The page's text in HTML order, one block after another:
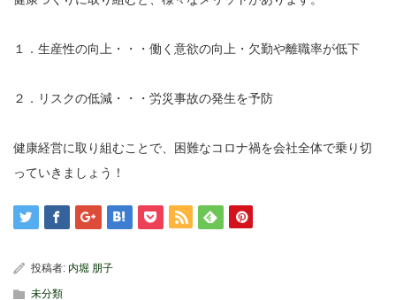
１．生産性の向上・・・働く意欲の向上・欠勤や離職率が低下
２．リスクの低減・・・労災事故の発生を予防
健康経営に取り組むことで、困難なコロナ禍を会社全体で乗り切
っていきましょう！
投稿者: 内堀 朋子
未分類